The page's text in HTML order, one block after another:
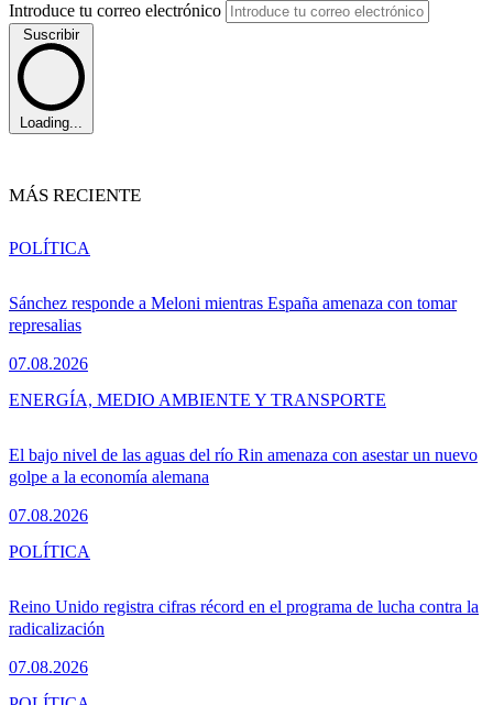
Introduce tu correo electrónico
Suscribir
Loading...
MÁS RECIENTE
Sánchez responde a Meloni mientras España amenaza con tomar
represalias
07.08.2026
POLÍTICA
El bajo nivel de las aguas del río Rin amenaza con asestar un nuevo
golpe a la economía alemana
07.08.2026
ENERGÍA, MEDIO AMBIENTE Y TRANSPORTE
Reino Unido registra cifras récord en el programa de lucha contra la
radicalización
07.08.2026
POLÍTICA